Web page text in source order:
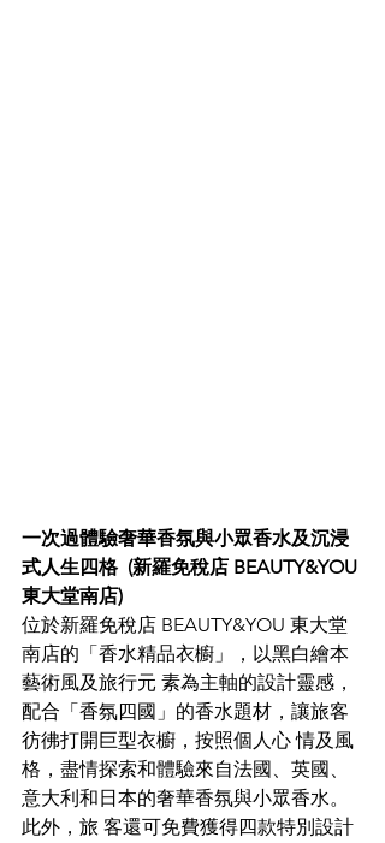
一次過體驗奢華香氛與小眾香水及沉浸
式人生四格  (新羅免稅店 BEAUTY&YOU
東大堂南店)
位於新羅免稅店 BEAUTY&YOU 東大堂
南店的「香水精品衣櫥」，以黑白繪本
藝術風及旅行元 素為主軸的設計靈感，
配合「香氛四國」的香水題材，讓旅客
彷彿打開巨型衣櫥，按照個人心 情及風
格，盡情探索和體驗來自法國、英國、
意大利和日本的奢華香氛與小眾香水。
此外，旅 客還可免費獲得四款特別設計